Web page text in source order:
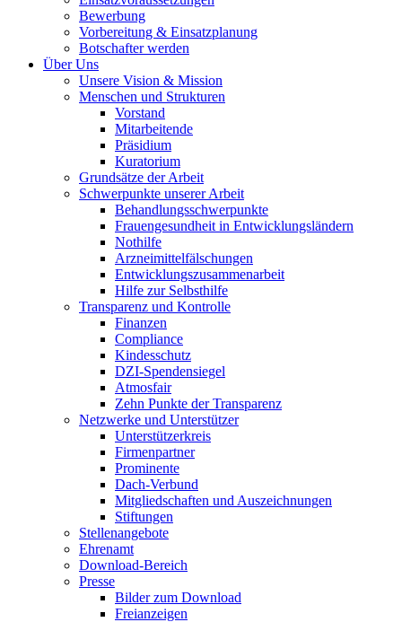
Bewerbung
Vorbereitung & Einsatzplanung
Botschafter werden
Über Uns
Unsere Vision & Mission
Menschen und Strukturen
Vorstand
Mitarbeitende
Präsidium
Kuratorium
Grundsätze der Arbeit
Schwerpunkte unserer Arbeit
Behandlungs­schwerpunkte
Frauengesundheit in Entwicklungsländern
Nothilfe
Arzneimittel­fälschungen
Entwicklungs­zusammenarbeit
Hilfe zur Selbsthilfe
Transparenz und Kontrolle
Finanzen
Compliance
Kindesschutz
DZI-Spendensiegel
Atmosfair
Zehn Punkte der Transparenz
Netzwerke und Unterstützer
Unterstützerkreis
Firmenpartner
Prominente
Dach-Verbund
Mitgliedschaften und Auszeichnungen
Stiftungen
Stellenangebote
Ehrenamt
Download-Bereich
Presse
Bilder zum Download
Freianzeigen